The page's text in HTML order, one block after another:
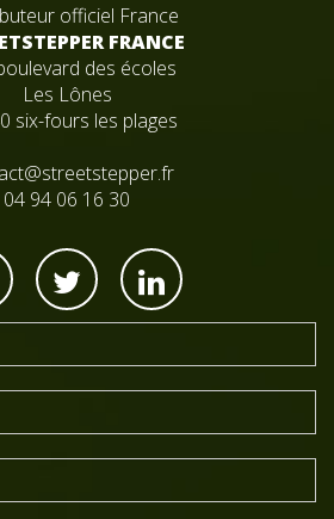
officiel France
FRANCE
des écoles
Les Lônes
six-fours les plages
04 94 06 16 30